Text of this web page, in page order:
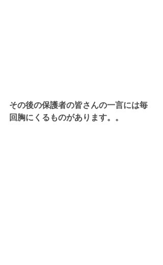
その後の保護者の皆さんの一言には毎
回胸にくるものがあります。。